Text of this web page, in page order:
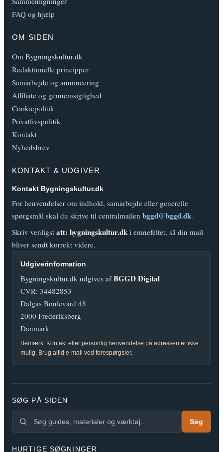
FAQ og hjælp
OM SIDEN
Om Bygningskultur.dk
Redaktionelle principper
Samarbejde og annoncering
Affiliate og gennemsigtighed
Cookiepolitik
Privatlivspolitik
Kontakt
Nyhedsbrev
KONTAKT & UDGIVER
Kontakt Bygningskultur.dk
For henvendelser om indhold, samarbejde eller generelle
spørgsmål skal du skrive til centralmailen bggd@bggd.dk.
Skriv venligst att: bygningskultur.dk i emnefeltet, så din mail
bliver sendt korrekt videre.
Udgiverinformation
Bygningskultur.dk udgives afBGGD Digital
CVR: 34482853
Dalgas Boulevard 48
2000 Frederiksberg
Danmark
Bemærk: Kontakt eller personlig henvendelse på adressen er ikke
mulig. Brug altid e-mail ved forespørgsler.
SØG PÅ SIDEN
Søg
HURTIGE SØGNINGER